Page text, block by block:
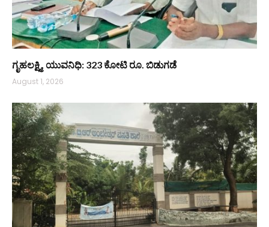
ಗೃಹಲಕ್ಷ್ಮಿ, ಯುವನಿಧಿ: 323 ಕೋಟಿ ರೂ. ಬಿಡುಗಡೆ
August 1, 2026